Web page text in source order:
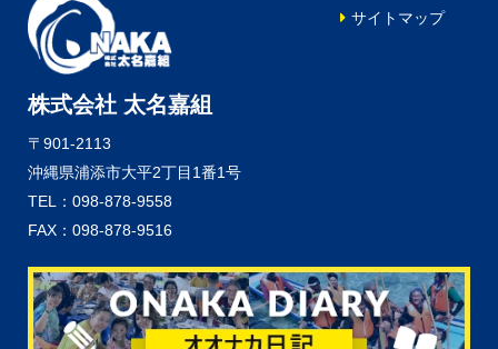
株式会社 太名嘉組
〒901-2113
沖縄県浦添市大平2丁目1番1号
TEL：098-878-9558
FAX：098-878-9516
サイトマップ